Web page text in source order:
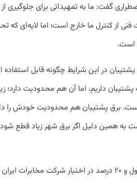
گفت: ما به تمهیداتی برای جلوگیری
از کنترل ما خارج است؛ اما لایه‌ای که
است.
در این شرایط چگونه قابل
داریم، اما آن هم محدودیت دارد؛
برق پشتیبان هم محدودیت خودش را
به همین دلیل اگر برق شهر زیاد قطع